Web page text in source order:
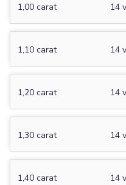
1,00 carat 14
1,10 carat 14
1,20 carat 14
1,30 carat 14
1,40 carat 14